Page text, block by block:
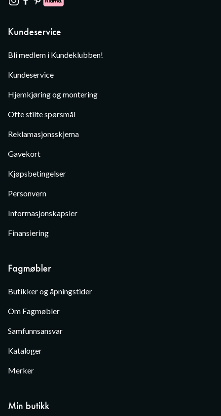
Kundeservice
Bli medlem i Kundeklubben!
Kundeservice
Hjemkjøring og montering
Ofte stilte spørsmål
Reklamasjonsskjema
Gavekort
Kjøpsbetingelser
Personvern
Informasjonskapsler
Finansiering
Fagmøbler
Butikker og åpningstider
Om Fagmøbler
Samfunnsansvar
Kataloger
Merker
Min butikk